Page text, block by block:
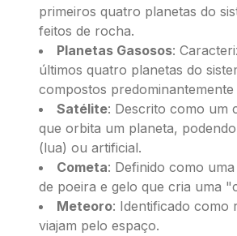
primeiros quatro planetas do
feitos de rocha.
Planetas Gasosos:
últimos quatro planetas do
compostos predominantemente
Satélite: Descrito como um
que orbita um planeta,
(lua) ou artificial.
Cometa: Definido como
de poeira e gelo que cria uma
Meteoro: Identificado como
viajam pelo espaço.